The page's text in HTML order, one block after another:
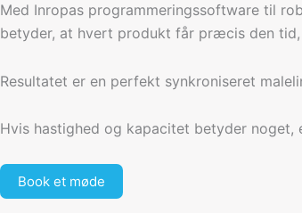
Med Inropas programmeringssoftware til
betyder, at hvert produkt får præcis den
Resultatet er en perfekt synkroniseret
Hvis hastighed og kapacitet betyder noget,
Book et møde